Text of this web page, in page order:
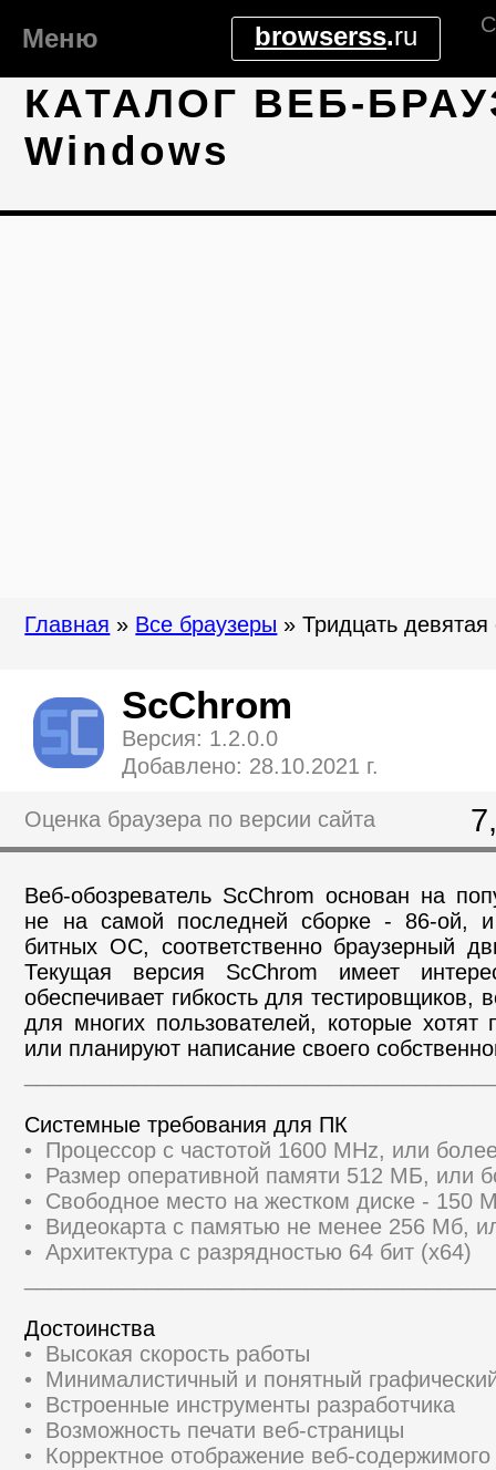
ScChrom
Версия: 1.2.0.0
Добавлено: 28.10.2021 г.
Оценка браузера по версии сайта
Веб-обозреватель ScChrom основан на
не на самой последней сборке - 86-ой,
битных ОС, соответственно браузерный
Текущая версия ScChrom имеет
обеспечивает гибкость для тестировщиков,
для многих пользователей, которые хотят
или планируют написание своего
Системные требования для ПК
• Процессор с частотой 1600 MHz, или
• Размер оперативной памяти 512 МБ, или
• Свободное место на жестком диске - 150
• Видеокарта с памятью не менее 256 Мб,
• Архитектура с разрядностью 64 бит (x64)
Достоинства
• Высокая скорость работы
• Минималистичный и понятный
• Встроенные инструменты разработчика
• Возможность печати веб-страницы
• Корректное отображение веб-содержимого
Главная » Все браузеры » Тридцать
КАТАЛОГ ВЕБ-
Windows
browserss.ru
Меню